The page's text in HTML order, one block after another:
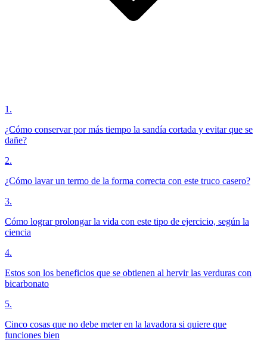
1 .
¿Cómo conservar por más tiempo la sandía cortada y evitar que se
dañe?
2.
¿Cómo lavar un termo de la forma correcta con este truco casero?
3.
Cómo lograr prolongar la vida con este tipo de ejercicio, según la
ciencia
4.
Estos son los beneficios que se obtienen al hervir las verduras con
bicarbonato
5.
Cinco cosas que no debe meter en la lavadora si quiere que
funciones bien